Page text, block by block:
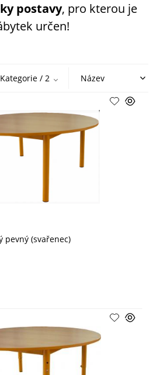
postavy, pro kterou je
určen!
Kategorie / 2
pevný (svařenec)